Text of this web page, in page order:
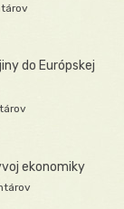
do Európskej
ekonomiky